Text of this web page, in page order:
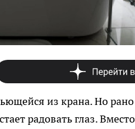
из крана. Но
радовать глаз.